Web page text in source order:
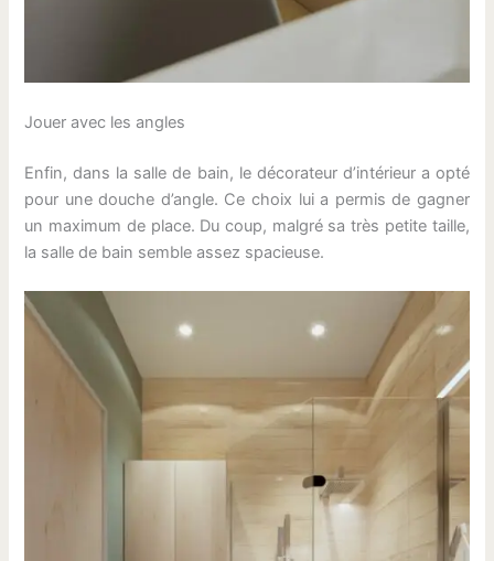
Jouer avec les angles
Enfin, dans la salle de bain, le décorateur d’intérieur a opté
pour une douche d’angle. Ce choix lui a permis de gagner
un maximum de place. Du coup, malgré sa très petite taille,
la salle de bain semble assez spacieuse.